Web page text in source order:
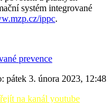
systém integrované
ippc.
prevence
pátek 3. února 2023, 12:48